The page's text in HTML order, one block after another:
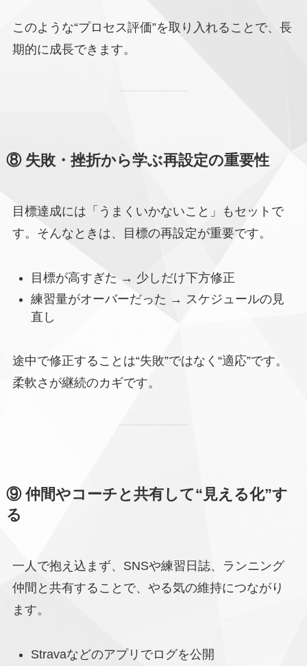
このような“プロセス評価”を取り入れることで、長
期的に成長できます。
⑧ 失敗・挫折から学ぶ再設定の重要性
目標達成には「うまくいかないこと」もセットで
す。そんなときは、目標の再設定が重要です。
目標が高すぎた → 少しだけ下方修正
練習量がオーバーだった → スケジュールの見
直し
途中で修正することは“失敗”ではなく“適応”です。
柔軟さが継続のカギです。
⑨ 仲間やコーチと共有して“見える化”す
る
一人で抱え込まず、SNSや練習日誌、ランニング
仲間と共有することで、やる気の維持につながり
ます。
Stravaなどのアプリでログを公開